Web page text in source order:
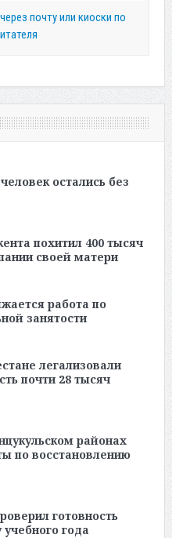
почту или киоски по
остались без
похитил 400 тысяч
своей матери
работа по
занятости
легализовали
почти 28 тысяч
районах
по восстановлению
готовность
года